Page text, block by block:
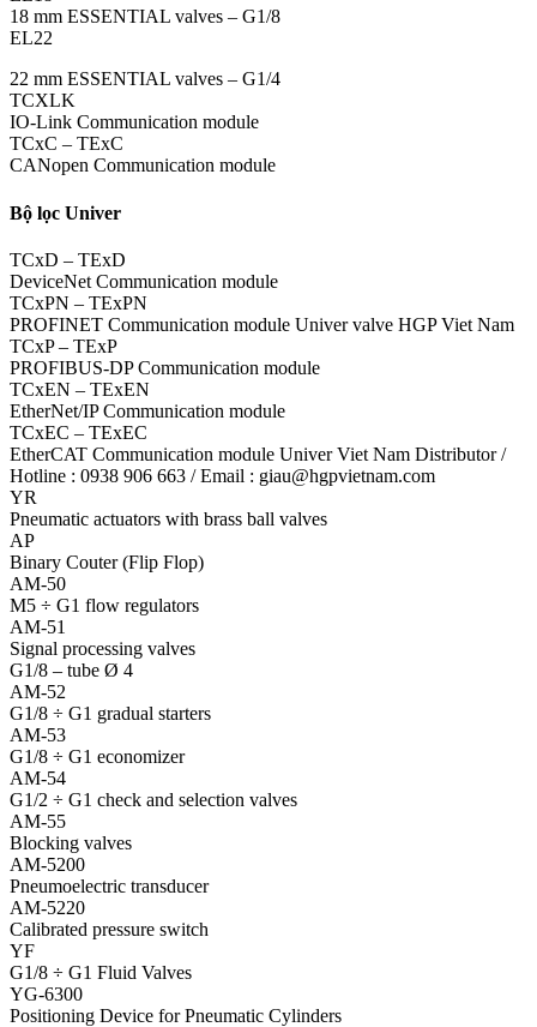
18 mm ESSENTIAL valves – G1/8
EL22
22 mm ESSENTIAL valves – G1/4
TCXLK
IO-Link Communication module
TCxC – TExC
CANopen Communication module
Bộ lọc Univer
TCxD – TExD
DeviceNet Communication module
TCxPN – TExPN
PROFINET Communication module Univer valve HGP Viet Nam
TCxP – TExP
PROFIBUS-DP Communication module
TCxEN – TExEN
EtherNet/IP Communication module
TCxEC – TExEC
EtherCAT Communication module Univer Viet Nam Distributor /
Hotline : 0938 906 663 / Email : giau@hgpvietnam.com
YR
Pneumatic actuators with brass ball valves
AP
Binary Couter (Flip Flop)
AM-50
M5 ÷ G1 flow regulators
AM-51
Signal processing valves
G1/8 – tube Ø 4
AM-52
G1/8 ÷ G1 gradual starters
AM-53
G1/8 ÷ G1 economizer
AM-54
G1/2 ÷ G1 check and selection valves
AM-55
Blocking valves
AM-5200
Pneumoelectric transducer
AM-5220
Calibrated pressure switch
YF
G1/8 ÷ G1 Fluid Valves
YG-6300
Positioning Device for Pneumatic Cylinders